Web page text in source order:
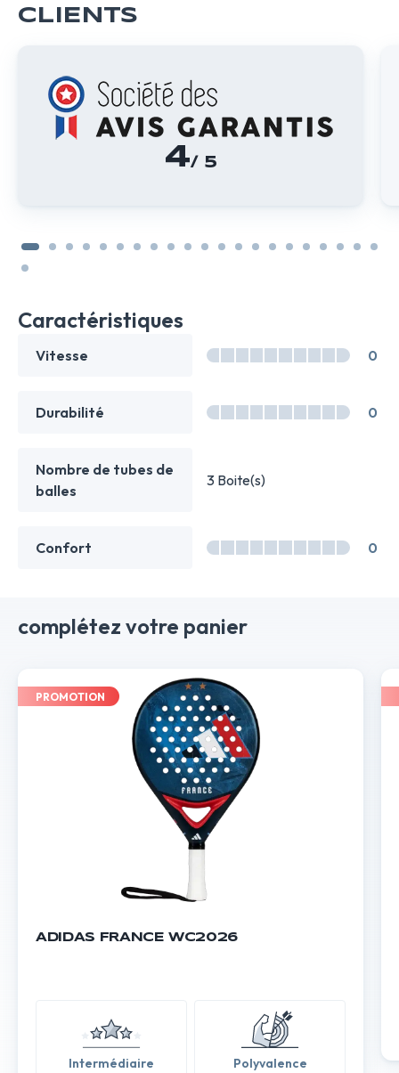
CLIENTS
4/ 5
Caractéristiques
Vitesse 0
Durabilité 0
Nombre de tubes de
balles
3 Boite(s)
Confort 0
complétez votre panier
PROMOTION
ADIDAS FRANCE WC2026
Intermédiaire Polyvalence